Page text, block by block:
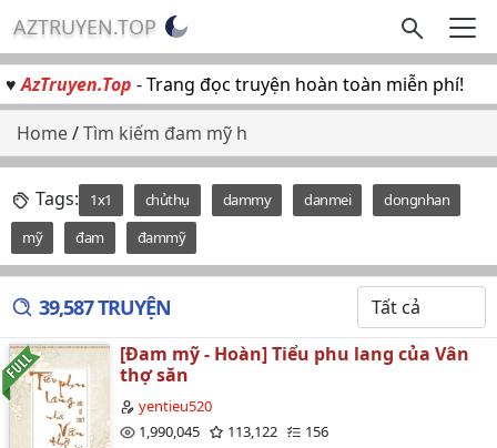
AZTRUYEN.TOP
♥AzTruyen.Top - Trang đọc truyện hoàn toàn miễn phí!
Home/Tìm kiếm đam mỹ h
Tags: 1x1 chủthụ dammy danmei
dongnhan
mỹ
đam đammỹ
39,587 TRUYỆN
[Đam mỹ - Hoàn] Tiểu phu lang của Vân
thợ săn
yentieu520
1,990,045
113,122
156